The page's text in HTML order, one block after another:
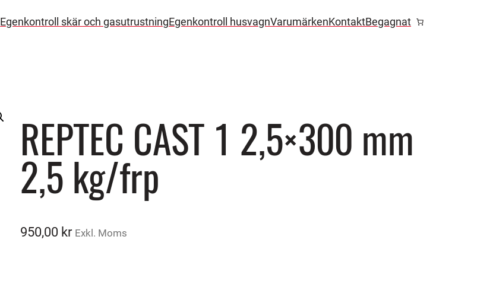
Egenkontroll skär och gasutrustningEgenkontroll husvagnVarumärkenKontaktBegagnat
REPTEC CAST 1 2,5×300 mm
2,5 kg/frp
950,00 kr Exkl. Moms